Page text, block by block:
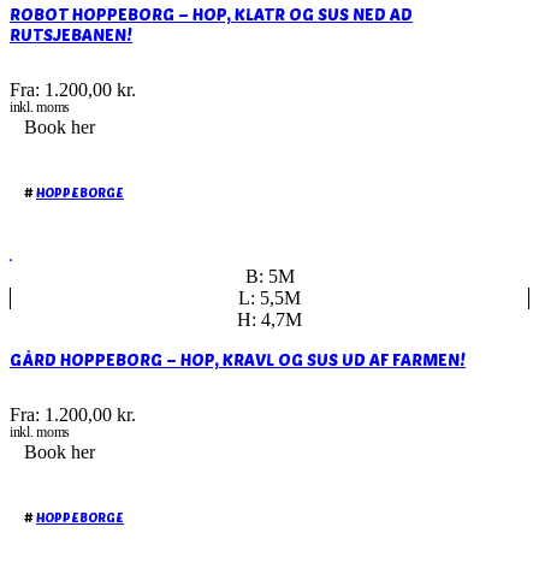
ROBOT HOPPEBORG – HOP, KLATR OG SUS NED AD
RUTSJEBANEN!
Fra: 1.200,00 kr.
inkl. moms
Book her
#HOPPEBORGE
B: 5M
L: 5,5M
H: 4,7M
GÅRD HOPPEBORG – HOP, KRAVL OG SUS UD AF FARMEN!
Fra: 1.200,00 kr.
inkl. moms
Book her
#HOPPEBORGE